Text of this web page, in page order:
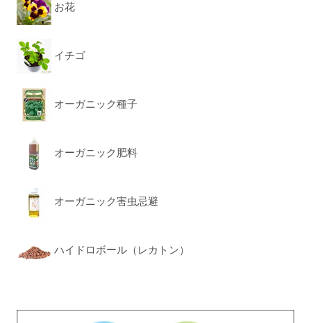
お花
イチゴ
オーガニック種子
オーガニック肥料
オーガニック害虫忌避
ハイドロボール（レカトン）